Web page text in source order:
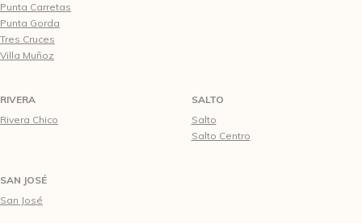
Punta Carretas
Punta Gorda
Tres Cruces
Villa Muñoz
RIVERA
Rivera Chico
SALTO
Salto
Salto Centro
SAN JOSÉ
San José